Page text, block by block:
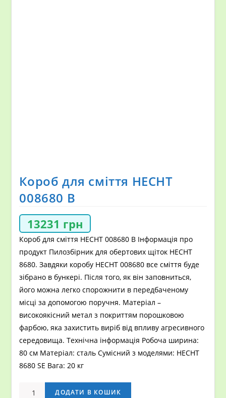
Короб для сміття HECHT
008680 B
13231 грн
Короб для сміття HECHT 008680 B Інформація про
продукт Пилозбірник для обертових щіток HECHT
8680. Завдяки коробу HECHT 008680 все сміття буде
зібрано в бункері. Після того, як він заповниться,
його можна легко спорожнити в передбаченому
місці за допомогою поручня. Матеріал –
високоякісний метал з покриттям порошковою
фарбою, яка захистить виріб від впливу агресивного
середовища. Технічна інформація Робоча ширина:
80 см Матеріал: сталь Сумісний з моделями: HECHT
8680 SE Вага: 20 кг
Короб
ДОДАТИ В КОШИК